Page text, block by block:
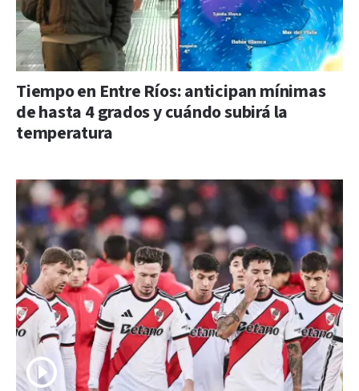
Tiempo en Entre Ríos: anticipan mínimas
de hasta 4 grados y cuándo subirá la
temperatura